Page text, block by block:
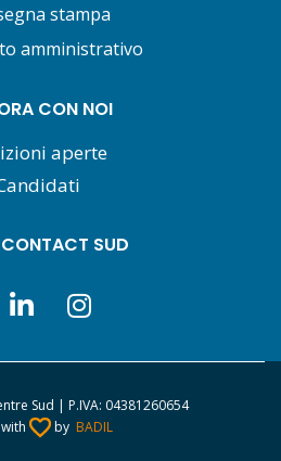
stampa
amministrativo
CON NOI
aperte
CONTACT SUD
Sud | P.IVA: 04381260654
by BADIL